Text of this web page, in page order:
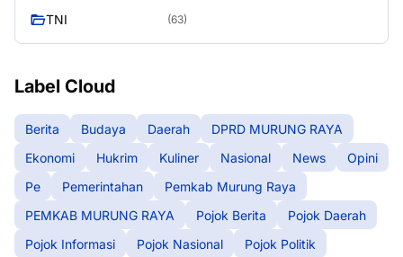
TNI (63)
Label Cloud
Berita Budaya Daerah
DPRD MURUNG RAYA
Ekonomi
Hukrim Kuliner Nasional News
Opini
Pe
Pemerintahan
Pemkab Murung Raya
PEMKAB MURUNG RAYA
Pojok Berita
Pojok Daerah
Pojok Informasi
Pojok Nasional
Pojok Politik